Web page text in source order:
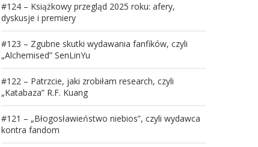
#124 – Książkowy przegląd 2025 roku: afery,
dyskusje i premiery
#123 – Zgubne skutki wydawania fanfików, czyli
„Alchemised” SenLinYu
#122 – Patrzcie, jaki zrobiłam research, czyli
„Katabaza” R.F. Kuang
#121 – „Błogosławieństwo niebios”, czyli wydawca
kontra fandom